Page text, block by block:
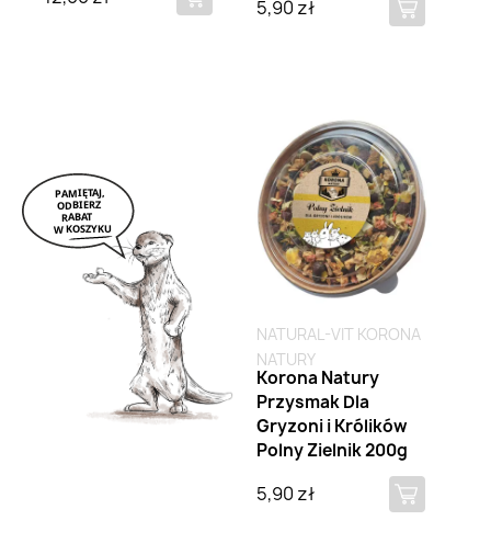
5,90 zł
NATURAL-VIT KORONA
NATURY
Korona Natury
Przysmak Dla
Gryzoni i Królików
Polny Zielnik 200g
5,90 zł